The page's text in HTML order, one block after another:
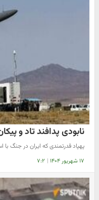
نابودی پدافند تاد و
پهپاد قدرتمندی که ایران در جنگ با
۱۷ شهریور ۱۴۰۴ | ۷:۲